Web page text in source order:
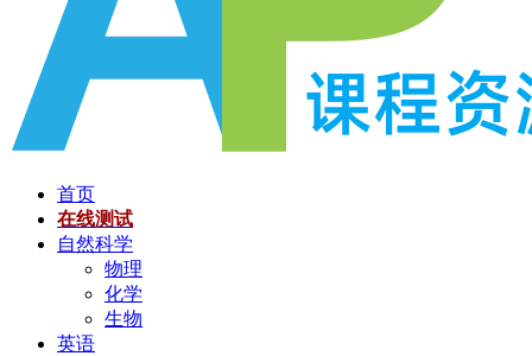
首页
在线测试
自然科学
物理
化学
生物
英语